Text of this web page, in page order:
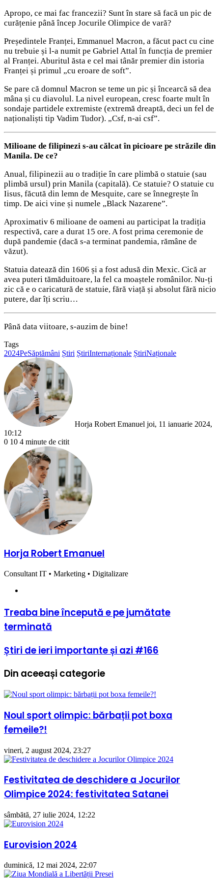
Apropo, ce mai fac francezii? Sunt în stare să facă un pic de
curățenie până încep Jocurile Olimpice de vară?
Președintele Franței, Emmanuel Macron, a făcut pact cu cine
nu trebuie și l-a numit pe Gabriel Attal în funcția de premier
al Franței. Aburitul ăsta e cel mai tânăr premier din istoria
Franței și primul „cu eroare de soft”.
Se pare că domnul Macron se teme un pic și încearcă să dea
mâna și cu diavolul. La nivel european, cresc foarte mult în
sondaje partidele extremiste (extremă dreaptă, deci un fel de
naționaliști tip Vadim Tudor). „Csf, n-ai csf”.
Milioane de filipinezi s-au călcat în picioare pe străzile din
Manila. De ce?
Anual, filipinezii au o tradiție în care plimbă o statuie (sau
plimbă ursul) prin Manila (capitală). Ce statuie? O statuie cu
Iisus, făcută din lemn de Mesquite, care se înnegrește în
timp. De aici vine și numele „Black Nazarene”.
Aproximativ 6 milioane de oameni au participat la tradiția
respectivă, care a durat 15 ore. A fost prima ceremonie de
după pandemie (dacă s-a terminat pandemia, rămâne de
văzut).
Statuia datează din 1606 și a fost adusă din Mexic. Cică ar
avea puteri tămăduitoare, la fel ca moaștele românilor. Nu-ți
zic că e o caricatură de statuie, fără viață și absolut fără nicio
putere, dar îți scriu…
Până data viitoare, s-auzim de bine!
Tags
2024PeSăptămâni Știri ȘtiriInternaționale ȘtiriNaționale
Horja Robert Emanuel joi, 11 ianuarie 2024,
10:12
0 10 4 minute de citit
Horja Robert Emanuel
Consultant IT • Marketing • Digitalizare
Treaba
bine
începută
jumătate
Treaba bine începută e pe jumătate
terminată
Știri
de
importante
azi
#166
Știri de ieri importante și azi #166
Din aceeași categorie
Noul sport olimpic: bărbații pot boxa
femeile?!
vineri, 2 august 2024, 23:27
Festivitatea de deschidere a Jocurilor
Olimpice 2024: festivitatea Satanei
sâmbătă, 27 iulie 2024, 12:22
Eurovision 2024
duminică, 12 mai 2024, 22:07